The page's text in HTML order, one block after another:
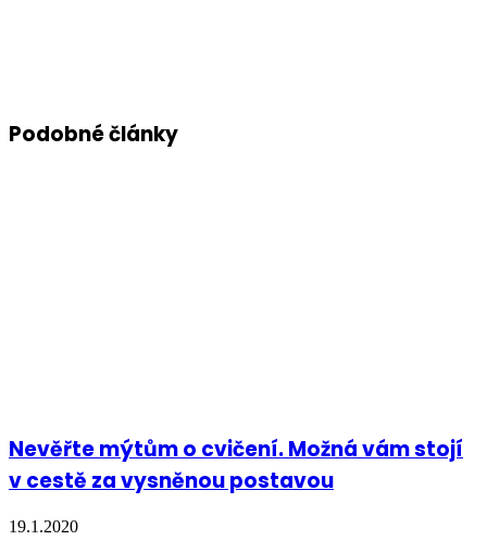
Podobné články
Nevěřte mýtům o cvičení. Možná vám stojí
v cestě za vysněnou postavou
19.1.2020